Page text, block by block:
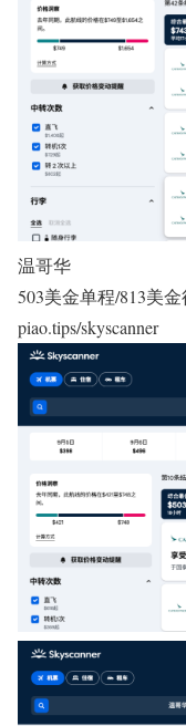
温哥华
503美金单程/813美金
piao.tips/skyscanner